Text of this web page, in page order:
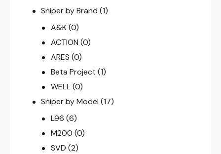
Sniper by Brand (1)
A&K (0)
ACTION (0)
ARES (0)
Beta Project (1)
WELL (0)
Sniper by Model (17)
L96 (6)
M200 (0)
SVD (2)